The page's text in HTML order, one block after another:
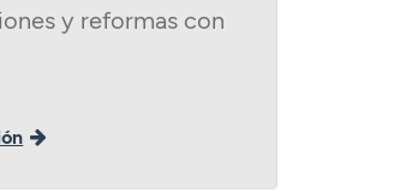
y reformas con